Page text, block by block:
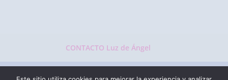
CONTACTO Luz de Ángel